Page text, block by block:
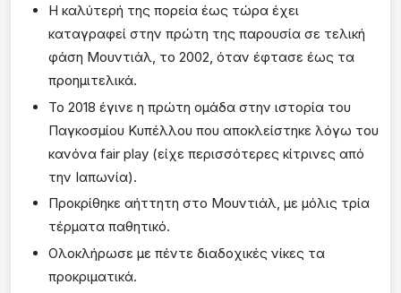
Η καλύτερή της πορεία έως τώρα έχει
καταγραφεί στην πρώτη της παρουσία σε τελική
φάση Μουντιάλ, το 2002, όταν έφτασε έως τα
προημιτελικά.
Το 2018 έγινε η πρώτη ομάδα στην ιστορία του
Παγκοσμίου Κυπέλλου που αποκλείστηκε λόγω του
κανόνα fair play (είχε περισσότερες κίτρινες από
την Ιαπωνία).
Προκρίθηκε αήττητη στο Μουντιάλ, με μόλις τρία
τέρματα παθητικό.
Ολοκλήρωσε με πέντε διαδοχικές νίκες τα
προκριματικά.